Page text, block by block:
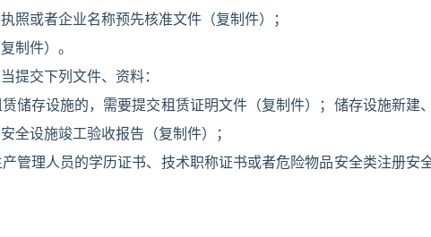
照或者企业名称预先核准文件（复制件）；
制件）。
提交下列文件、资料：
储存设施的，需要提交租赁证明文件（复制件）；储存设施新建
全设施竣工验收报告（复制件）；
管理人员的学历证书、技术职称证书或者危险物品安全类注册安